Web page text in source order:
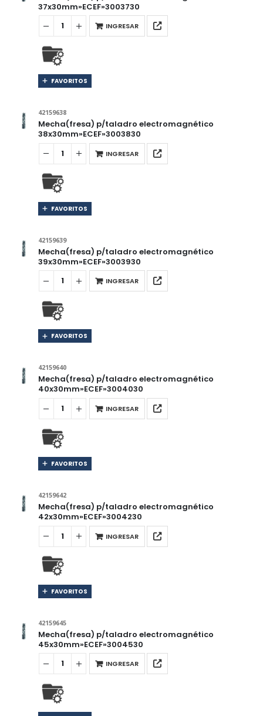
37x30mm»ECEF»3003730
INGRESAR
FAVORITOS
42159638
Mecha(fresa) p/taladro electromagnético
38x30mm»ECEF»3003830
INGRESAR
FAVORITOS
42159639
Mecha(fresa) p/taladro electromagnético
39x30mm»ECEF»3003930
INGRESAR
FAVORITOS
42159640
Mecha(fresa) p/taladro electromagnético
40x30mm»ECEF»3004030
INGRESAR
FAVORITOS
42159642
Mecha(fresa) p/taladro electromagnético
42x30mm»ECEF»3004230
INGRESAR
FAVORITOS
42159645
Mecha(fresa) p/taladro electromagnético
45x30mm»ECEF»3004530
INGRESAR